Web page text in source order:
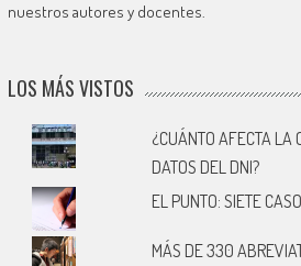
nuestros autores y docentes.
LOS MÁS VISTOS
¿CUÁNTO AFECTA LA
DATOS DEL DNI?
EL PUNTO: SIETE
MÁS DE 330